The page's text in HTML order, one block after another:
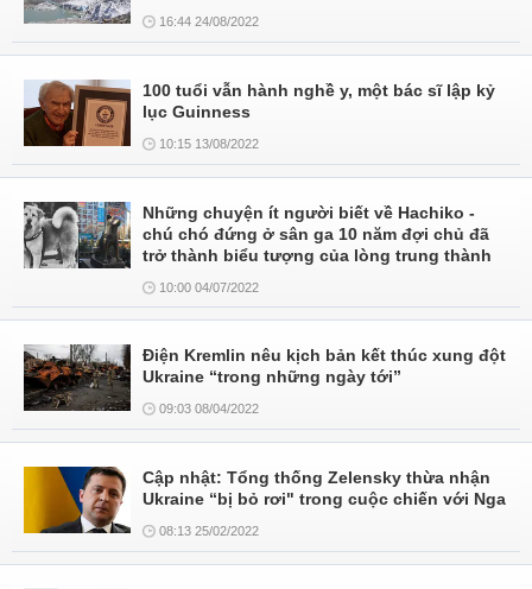
16:44 24/08/2022
100 tuổi vẫn hành nghề y, một bác sĩ lập kỷ
lục Guinness
10:15 13/08/2022
Những chuyện ít người biết về Hachiko -
chú chó đứng ở sân ga 10 năm đợi chủ đã
trở thành biểu tượng của lòng trung thành
10:00 04/07/2022
Điện Kremlin nêu kịch bản kết thúc xung đột
Ukraine “trong những ngày tới”
09:03 08/04/2022
Cập nhật: Tổng thống Zelensky thừa nhận
Ukraine “bị bỏ rơi" trong cuộc chiến với Nga
08:13 25/02/2022